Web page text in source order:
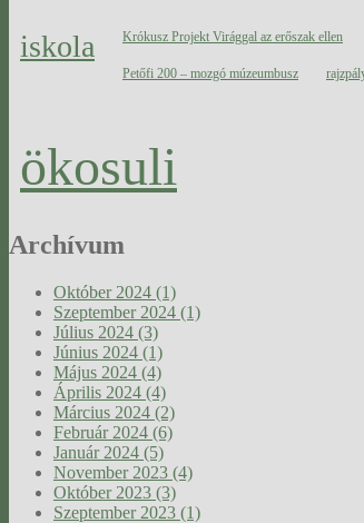
iskola Krókusz Projekt Virággal az erőszak ellen
Petőfi 200 – mozgó múzeumbusz
ökosuli
Archívum
Október 2024 (1)
Szeptember 2024 (1)
Július 2024 (3)
Június 2024 (1)
Május 2024 (4)
Április 2024 (4)
Március 2024 (2)
Február 2024 (6)
Január 2024 (5)
November 2023 (4)
Október 2023 (3)
Szeptember 2023 (1)